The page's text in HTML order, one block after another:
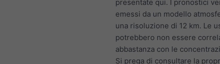
presentate qui. I pronostici
emessi da un modello
una risoluzione di 12 km. Le
potrebbero non essere
abbastanza con le
Si prega di consultare la